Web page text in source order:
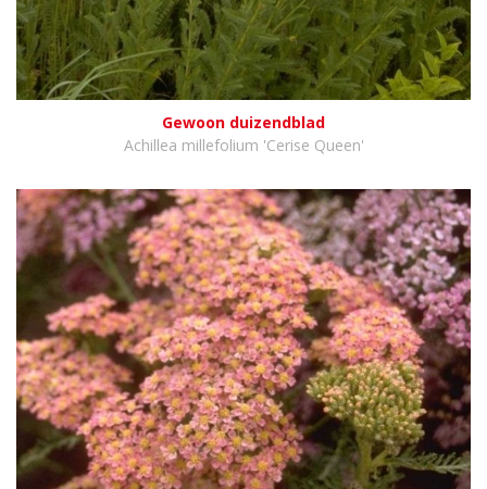
Gewoon duizendblad
Achillea millefolium 'Cerise Queen'